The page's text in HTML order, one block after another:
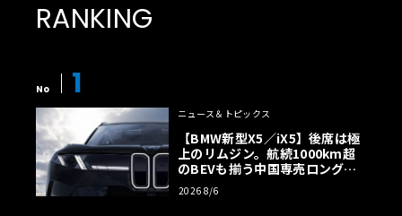
RANKING
No 1
ニュース＆トピックス
【BMW新型X5／iX5】後席は極
上のリムジン。航続1000km超
のBEVも揃う中国専売ロング仕
様の全貌
2026 8/6